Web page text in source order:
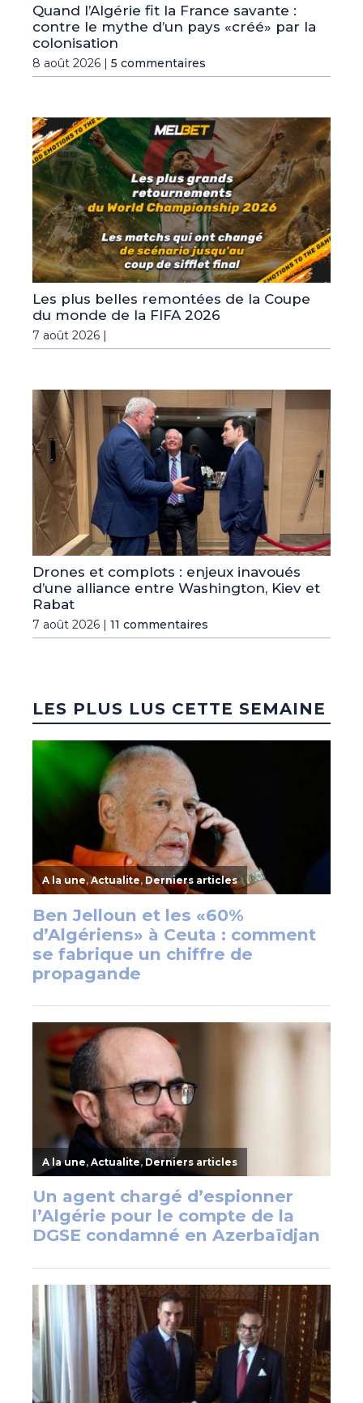
Quand l’Algérie fit la France savante :
contre le mythe d’un pays «créé» par la
colonisation
8 août 2026 | 5 commentaires
Les plus belles remontées de la Coupe
du monde de la FIFA 2026
7 août 2026 |
Drones et complots : enjeux inavoués
d’une alliance entre Washington, Kiev et
Rabat
7 août 2026 | 11 commentaires
LES PLUS LUS CETTE SEMAINE